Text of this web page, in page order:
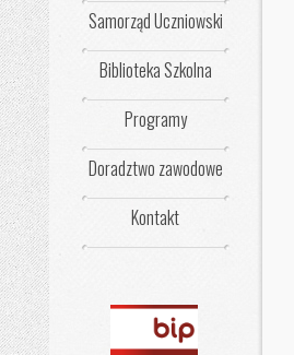
Samorząd Uczniowski
Biblioteka Szkolna
Programy
Doradztwo zawodowe
Kontakt